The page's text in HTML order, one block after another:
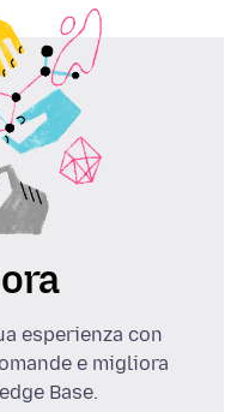
esperienza con
e migliora
Base.